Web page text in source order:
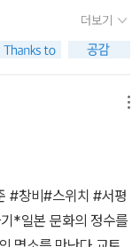
재를 알고 싶게 만드는
니다. 광륭사 이후에
에서 서술하는 걸 보
구나' 라는 생각이
시 한번 감탄하게 되
고 생각해 왔던 우리
에 대해 자세하게 알
들고 해당하는 문화
하는 내용을 문화재를
다. 알고가면 더 ! 즐
중, 그 외곽은 낙
말 도요토미 히데
을 쌓으면서 안쪽
. 1️⃣제 1부는 교토
이전 아스카시대
가 실렸다. 아스카시
우아한 불상을 소개
아름다운 자태에 감탄
보다 예술품 자체
더보기
#창비#스위치 #서평
*일본 문화의 정수를